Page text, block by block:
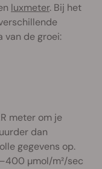
luxmeter. Bij het
van de groei:
meter om je
dan
gegevens op.
µmol/m²/sec